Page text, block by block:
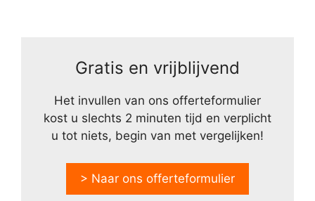
Gratis en vrijblijvend
Het invullen van ons offerteformulier
kost u slechts 2 minuten tijd en verplicht
u tot niets, begin van met vergelijken!
> Naar ons offerteformulier